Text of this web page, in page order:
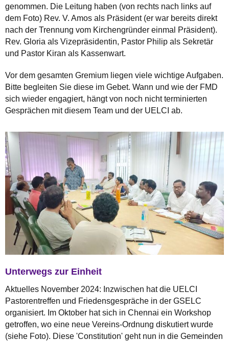
genommen. Die Leitung haben (von rechts nach links auf
dem Foto) Rev. V. Amos als Präsident (er war bereits direkt
nach der Trennung vom Kirchengründer einmal Präsident).
Rev. Gloria als Vizepräsidentin, Pastor Philip als Sekretär
und Pastor Kiran als Kassenwart.
Vor dem gesamten Gremium liegen viele wichtige Aufgaben.
Bitte begleiten Sie diese im Gebet. Wann und wie der FMD
sich wieder engagiert, hängt von noch nicht terminierten
Gesprächen mit diesem Team und der UELCI ab.
Unterwegs zur Einheit
Aktuelles November 2024: Inzwischen hat die UELCI
Pastorentreffen und Friedensgespräche in der GSELC
organisiert. Im Oktober hat sich in Chennai ein Workshop
getroffen, wo eine neue Vereins-Ordnung diskutiert wurde
(siehe Foto). Diese 'Constitution' geht nun in die Gemeinden